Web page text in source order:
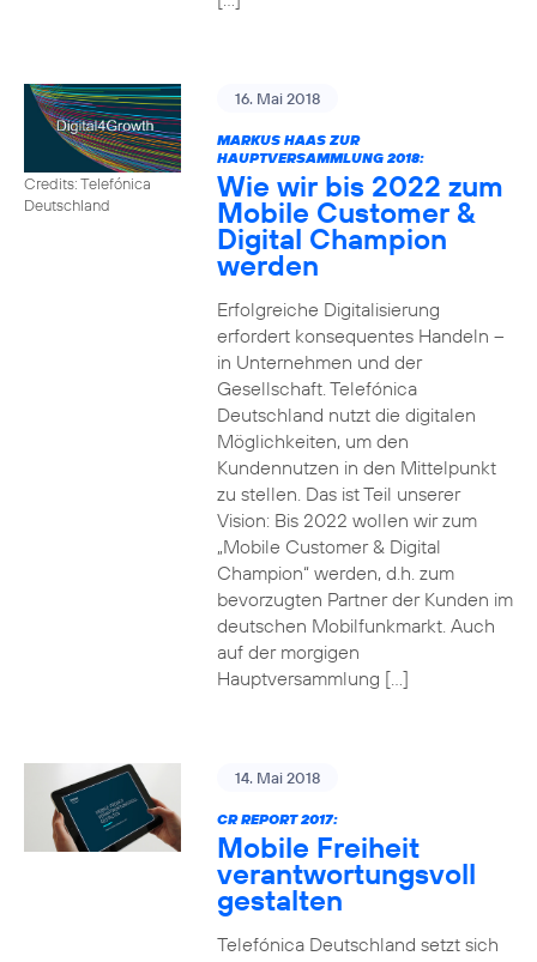
Credits: Telefónica
Deutschland
16. Mai 2018
MARKUS HAAS ZUR
HAUPTVERSAMMLUNG 2018:
Wie wir bis 2022 zum
Mobile Customer &
Digital Champion
werden
Erfolgreiche Digitalisierung
erfordert konsequentes Handeln –
in Unternehmen und der
Gesellschaft. Telefónica
Deutschland nutzt die digitalen
Möglichkeiten, um den
Kundennutzen in den Mittelpunkt
zu stellen. Das ist Teil unserer
Vision: Bis 2022 wollen wir zum
„Mobile Customer & Digital
Champion“ werden, d.h. zum
bevorzugten Partner der Kunden im
deutschen Mobilfunkmarkt. Auch
auf der morgigen
Hauptversammlung […]
14. Mai 2018
CR REPORT 2017:
Mobile Freiheit
verantwortungsvoll
gestalten
Telefónica Deutschland setzt sich